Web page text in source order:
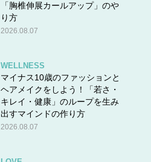
「胸椎伸展カールアップ」のや
り方
2026.08.07
WELLNESS
マイナス10歳のファッションと
ヘアメイクをしよう！「若さ・
キレイ・健康」のループを生み
出すマインドの作り方
2026.08.07